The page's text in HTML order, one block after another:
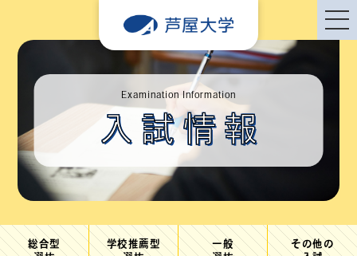
Examination Information
入試情報
総合型
学校推薦型
一般
その他の